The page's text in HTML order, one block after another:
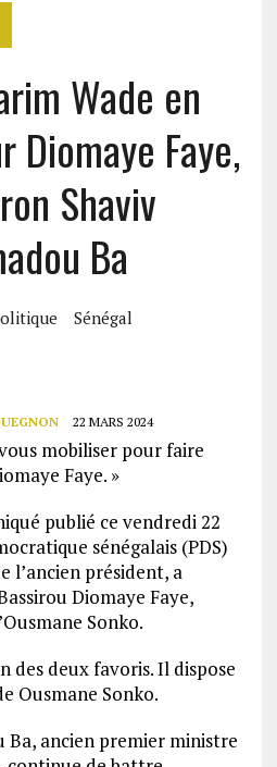
Wade en
Diomaye Faye,
Shaviv
Ba
Sénégal
22 MARS 2024
mobiliser pour faire
Faye. »
publié ce vendredi 22
sénégalais (PDS)
l’ancien président, a
Diomaye Faye,
Sonko.
des deux favoris. Il dispose
Ousmane Sonko.
Ba, ancien premier ministre